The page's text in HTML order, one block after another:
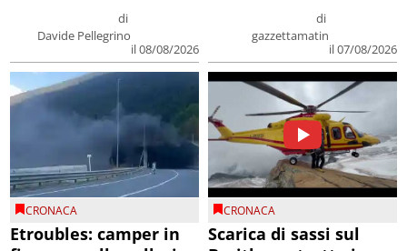
di
Davide Pellegrino
il 08/08/2026
di
gazzettamatin
il 07/08/2026
CRONACA
Etroubles: camper in
CRONACA
Scarica di sassi sul